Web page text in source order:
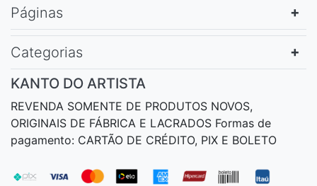
Páginas
Categorias
KANTO DO ARTISTA
REVENDA SOMENTE DE PRODUTOS NOVOS,
ORIGINAIS DE FÁBRICA E LACRADOS Formas de
pagamento: CARTÃO DE CRÉDITO, PIX E BOLETO